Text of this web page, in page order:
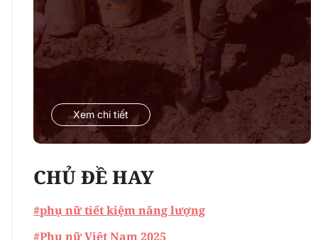
Xem chi tiết
CHỦ ĐỀ HAY
#phụ nữ tiết kiệm năng lượng
#Phụ nữ Việt Nam 2025